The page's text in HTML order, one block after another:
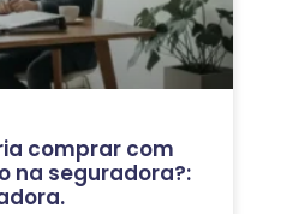
comprar com
na seguradora?: